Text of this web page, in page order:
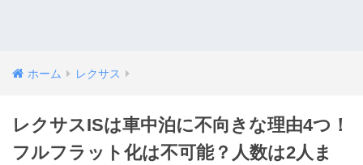
ホーム レクサス
レクサスISは車中泊に不向きな理由4つ！
フルフラット化は不可能？人数は2人ま